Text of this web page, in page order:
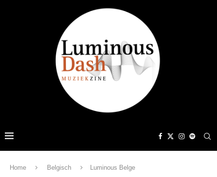
Home Belgisch Luminous Belge